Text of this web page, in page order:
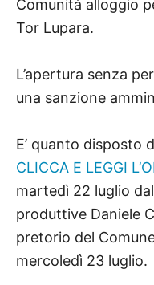
Comunità alloggio
Tor Lupara.
L’apertura senza
una sanzione
E’ quanto disposto
CLICCA E LEGGI
martedì 22 luglio
produttive Daniele
pretorio del
mercoledì 23 luglio.